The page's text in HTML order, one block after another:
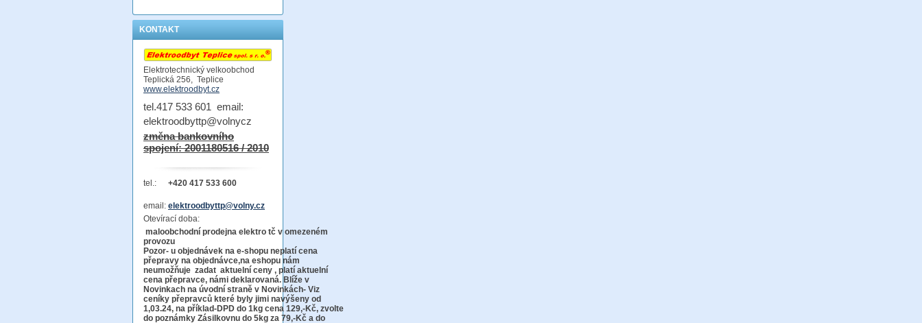
KONTAKT
Elektrotechnický velkoobchod
Teplická 256, Teplice
www.elektroodbyt.cz
tel.417 533 601 email:
elektroodbyttp@volnycz
změna bankovního
spojení: 2001180516 / 2010
tel.: +420 417 533 600
email: elektroodbyttp@volny.cz
Otevírací doba:
maloobchodní prodejna elektro tč v omezeném
provozu
Pozor- u objednávek na e-shopu neplatí cena
přepravy na objednávce,na eshopu nám
neumožňuje zadat aktuelní ceny , platí aktuelní
cena přepravce, námi deklarovaná. Blíže v
Novinkach na úvodní straně v Novinkách- Viz
ceníky přepravců které byly jimi navýšeny od
1,03.24, na příklad-DPD do 1kg cena 129,-Kč, zvolte
do poznámky Zásilkovnu do 5kg za 79,-Kč a do